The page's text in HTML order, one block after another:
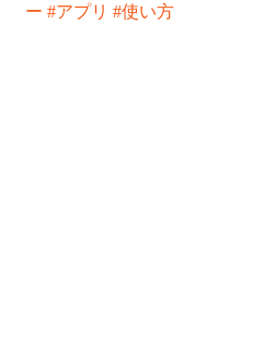
ー #アプリ #使い方